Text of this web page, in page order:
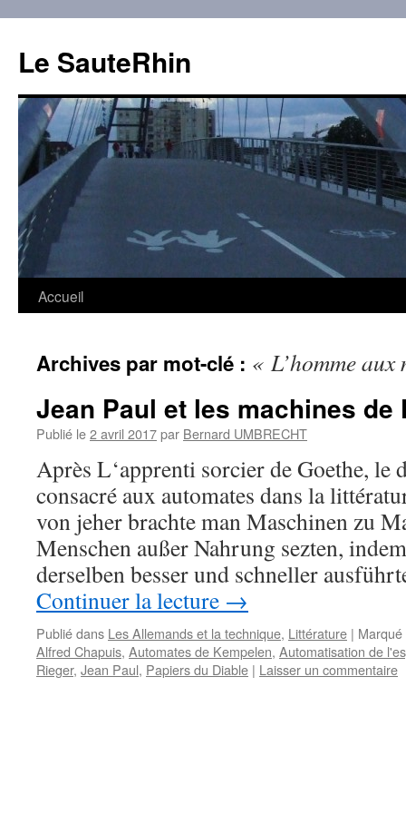
contenu
Le SauteRhin
Accueil
Archives par mot-clé : « L’homme aux
Jean Paul et les machines de
Publié le2 avril 2017par Bernard UMBRECHT
Après L‘apprenti sorcier de Goethe, le
consacré aux automates dans la
von jeher brachte man Maschinen zu
Menschen außer Nahrung sezten,
derselben besser und schneller
Continuer la lecture →
Publié dans Les Allemands et la technique, Littérature |
Alfred Chapuis, Automates de Kempelen, Automatisation de
Rieger, Jean Paul, Papiers du Diable | Laisser un commentaire